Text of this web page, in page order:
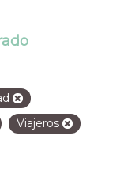
Viajeros